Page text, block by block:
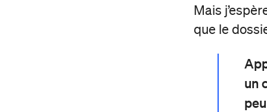
Mais
que le
un